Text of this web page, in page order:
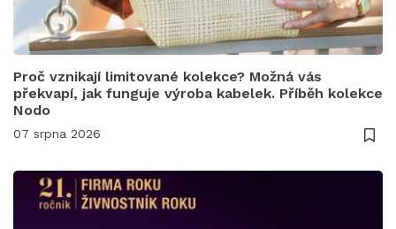
Proč vznikají limitované kolekce? Možná vás
překvapí, jak funguje výroba kabelek. Příběh kolekce
Nodo
07 srpna 2026